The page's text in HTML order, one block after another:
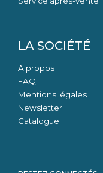
LA SOCIÉTÉ
A propos
FAQ
Mentions légales
Newsletter
Catalogue